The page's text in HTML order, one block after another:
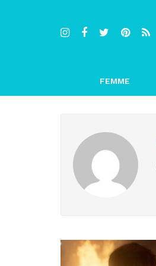
FEMME